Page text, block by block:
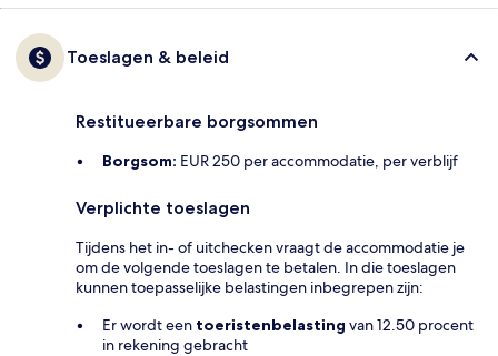
Toeslagen & beleid
Restitueerbare borgsommen
Borgsom: EUR 250 per accommodatie, per verblijf
Verplichte toeslagen
Tijdens het in- of uitchecken vraagt de accommodatie je
om de volgende toeslagen te betalen. In die toeslagen
kunnen toepasselijke belastingen inbegrepen zijn:
Er wordt een toeristenbelasting van 12.50 procent
in rekening gebracht